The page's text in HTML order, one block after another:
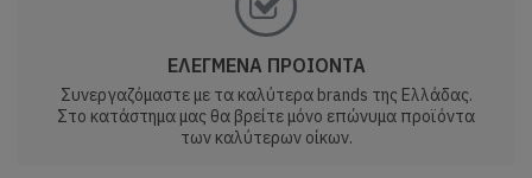
ΕΛΕΓΜΕΝΑ ΠΡΟΙΟΝΤΑ
Συνεργαζόμαστε με τα καλύτερα brands της Ελλάδας.
Στο κατάστημα μας θα βρείτε μόνο επώνυμα προϊόντα
των καλύτερων οίκων.